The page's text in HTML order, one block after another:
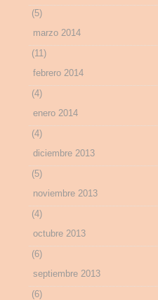
(5)
marzo 2014
(11)
febrero 2014
(4)
enero 2014
(4)
diciembre 2013
(5)
noviembre 2013
(4)
octubre 2013
(6)
septiembre 2013
(6)